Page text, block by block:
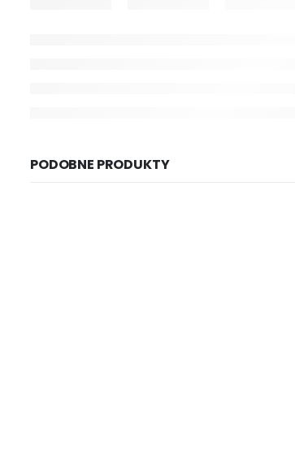
PODOBNE PRODUKTY